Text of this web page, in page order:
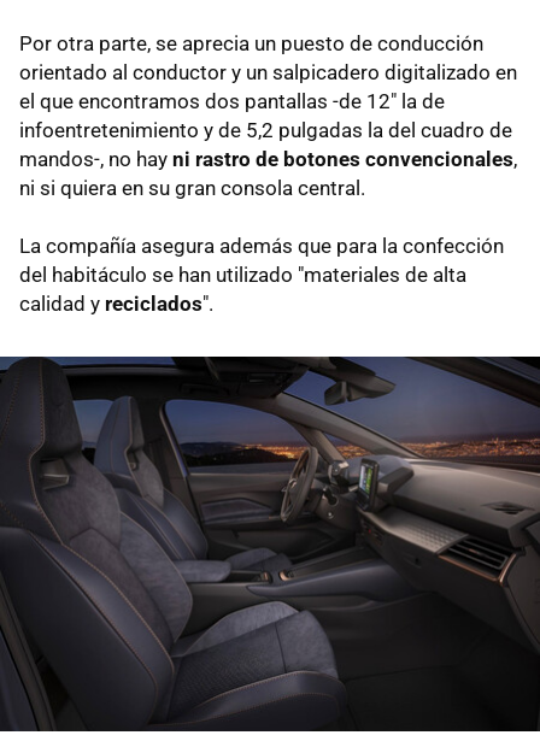
Por otra parte, se aprecia un puesto de conducción
orientado al conductor y un salpicadero digitalizado en
el que encontramos dos pantallas -de 12" la de
infoentretenimiento y de 5,2 pulgadas la del cuadro de
mandos-, no hay ni rastro de botones convencionales,
ni si quiera en su gran consola central.
La compañía asegura además que para la confección
del habitáculo se han utilizado "materiales de alta
calidad y reciclados".